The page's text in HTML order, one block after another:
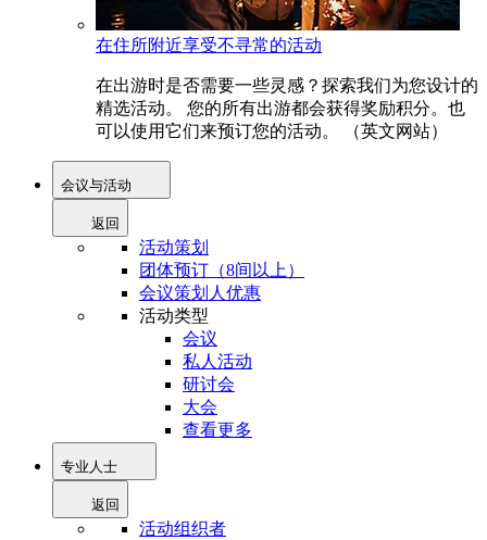
在住所附近享受不寻常的活动
在出游时是否需要一些灵感？探索我们为您设计的
精选活动。 您的所有出游都会获得奖励积分。也
可以使用它们来预订您的活动。 （英文网站）
会议与活动
返回
活动策划
团体预订（8间以上）
会议策划人优惠
活动类型
会议
私人活动
研讨会
大会
查看更多
专业人士
返回
活动组织者